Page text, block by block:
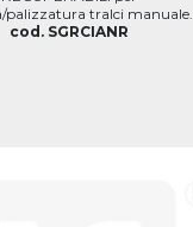
palizzatura tralci manuale.
cod. SGRCIANR